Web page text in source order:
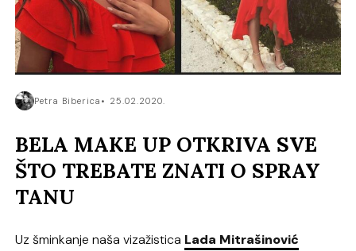
Petra Biberica 25.02.2020.
BELA MAKE UP OTKRIVA SVE
ŠTO TREBATE ZNATI O SPRAY
TANU
Uz šminkanje naša vizažistica Lada Mitrašinović